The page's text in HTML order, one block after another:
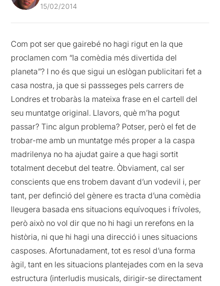
15/02/2014
Com pot ser que gairebé no hagi rigut en la que
proclamen com “la comèdia més divertida del
planeta”? I no és que sigui un eslògan publicitari fet a
casa nostra, ja que si passseges pels carrers de
Londres et trobaràs la mateixa frase en el cartell del
seu muntatge original. Llavors, què m’ha pogut
passar? Tinc algun problema? Potser, però el fet de
trobar-me amb un muntatge més proper a la caspa
madrilenya no ha ajudat gaire a que hagi sortit
totalment decebut del teatre. Òbviament, cal ser
conscients que ens trobem davant d’un vodevil i, per
tant, per definció del gènere es tracta d’una comèdia
lleugera basada ens situacions equívoques i frívoles,
però això no vol dir que no hi hagi un rerefons en la
història, ni que hi hagi una direcció i unes situacions
casposes. Afortunadament, tot es resol d’una forma
àgil, tant en les situacions plantejades com en la seva
estructura (interludis musicals, dirigir-se directament